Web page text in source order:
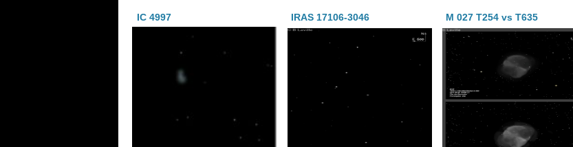
IC 4997 IRAS 17106-3046 M 027 T254 vs T635